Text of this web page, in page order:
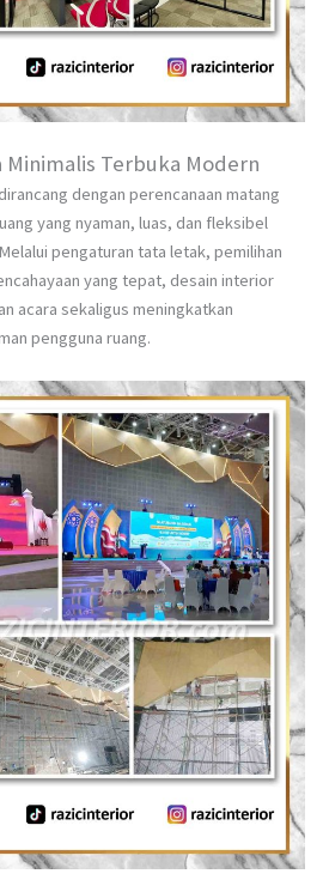
Minimalis Terbuka Modern
dengan perencanaan matang
yang nyaman, luas, dan fleksibel
pengaturan tata letak, pemilihan
yang tepat, desain interior
acara sekaligus meningkatkan
pengguna ruang.